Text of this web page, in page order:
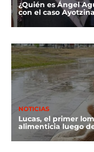
¿Quién es Ángel
con el caso
NOTICIAS
Lucas, el primer
alimenticia luego